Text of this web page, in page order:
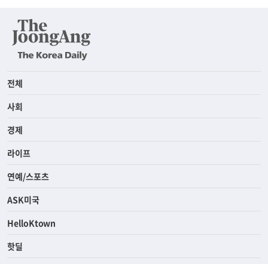
전체
사회
경제
라이프
연예/스포츠
ASK미국
HelloKtown
핫딜